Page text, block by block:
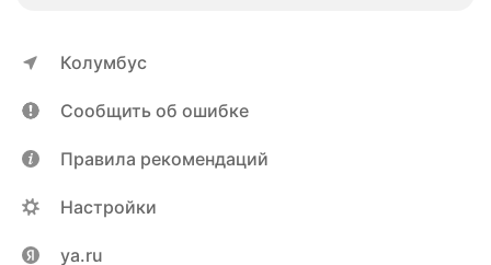
Колумбус
Сообщить об ошибке
Правила рекомендаций
Настройки
ya.ru